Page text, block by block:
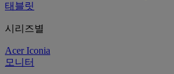
태블릿
시리즈별
Acer Iconia
모니터